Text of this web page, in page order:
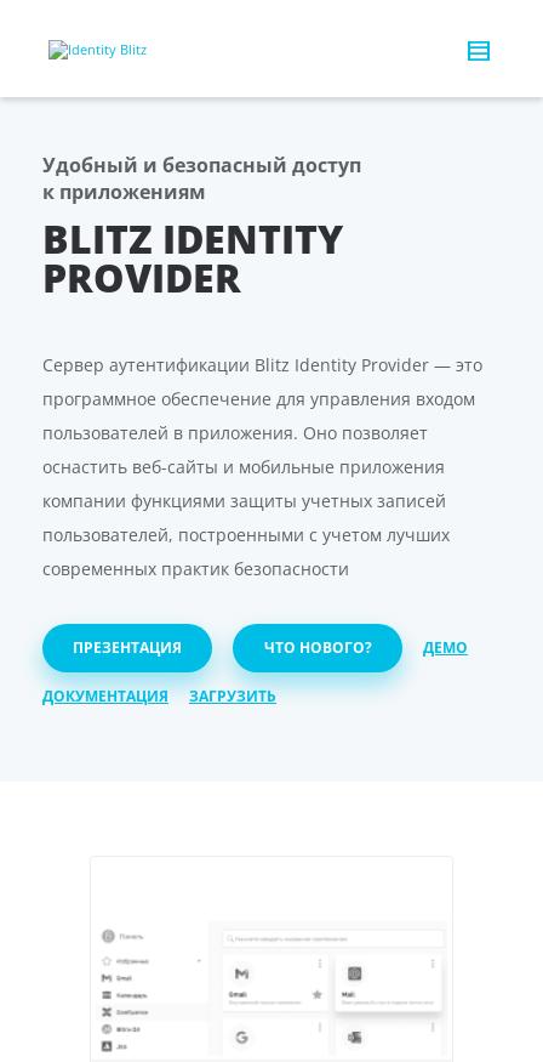
Удобный и безопасный доступ
к приложениям
BLITZ IDENTITY
PROVIDER
Сервер аутентификации Blitz Identity Provider — это
программное обеспечение для управления входом
пользователей в приложения. Оно позволяет
оснастить веб-сайты и мобильные приложения
компании функциями защиты учетных записей
пользователей, построенными с учетом лучших
современных практик безопасности
ПРЕЗЕНТАЦИЯ ЧТО НОВОГО? ДЕМО
ДОКУМЕНТАЦИЯ ЗАГРУЗИТЬ